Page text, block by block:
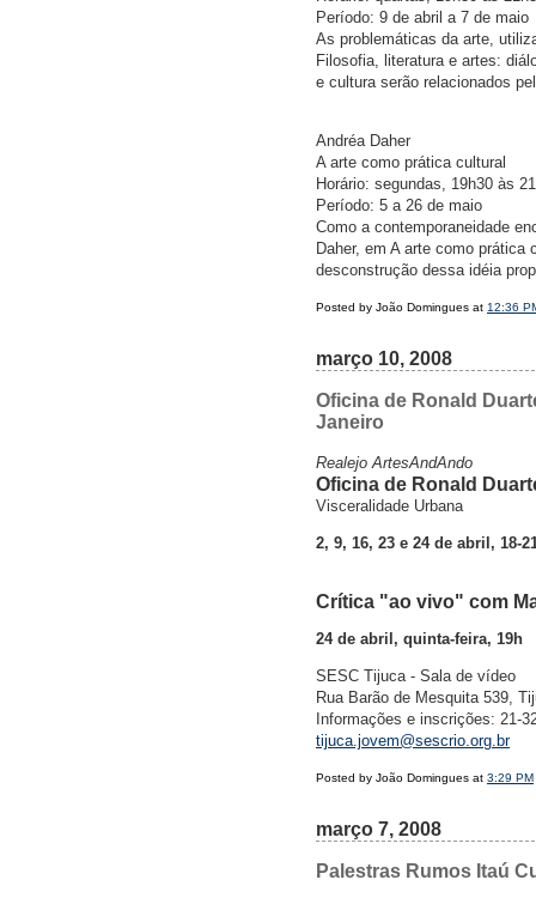
Período: 9 de abril a 7 de maio
As problemáticas da arte,
Filosofia, literatura e artes:
e cultura serão relacionados
Andréa Daher
A arte como prática cultural
Horário: segundas, 19h30 às
Período: 5 a 26 de maio
Como a contemporaneidade
Daher, em A arte como
desconstrução dessa idéia
Posted by João Domingues at 12:36
março 10, 2008
Oficina de Ronald
Janeiro
Realejo ArtesAndAndo
Oficina de Ronald
Visceralidade Urbana
2, 9, 16, 23 e 24 de abril, 18-
Crítica "ao vivo" com
24 de abril, quinta-feira, 19h
SESC Tijuca - Sala de vídeo
Rua Barão de Mesquita 539,
Informações e inscrições: 21-
tijuca.jovem@sescrio.org.br
Posted by João Domingues at 3:29 PM
março 7, 2008
Palestras Rumos Itaú